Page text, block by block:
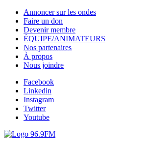
Annoncer sur les ondes
Faire un don
Devenir membre
ÉQUIPE/ANIMATEURS
Nos partenaires
À propos
Nous joindre
Facebook
Linkedin
Instagram
Twitter
Youtube